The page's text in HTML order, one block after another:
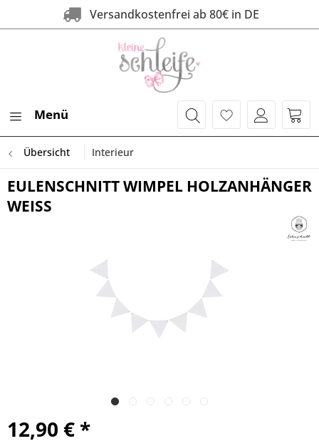
Versandkostenfrei ab 80€ in DE
Menü
Übersicht Interieur
EULENSCHNITT WIMPEL HOLZANHÄNGER
WEISS
12,90 € *